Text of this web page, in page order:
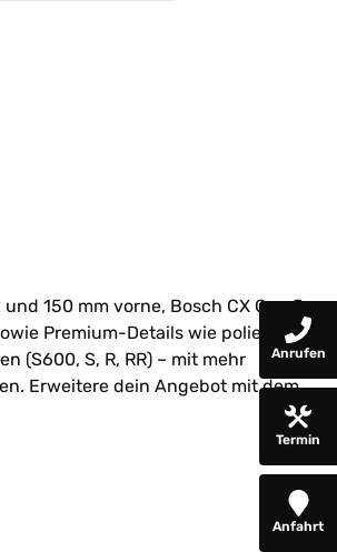
150 mm vorne, Bosch CX Gen 5
Premium-Details wie polierte
(S600, S, R, RR) – mit mehr
Erweitere dein Angebot mit dem
Anrufen
Termin
Anfahrt